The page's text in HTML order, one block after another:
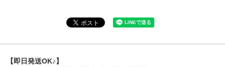
【即日発送OK♪】